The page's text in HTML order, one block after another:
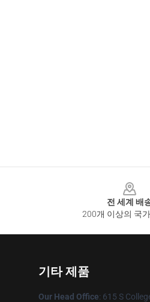
전 세계 배
200개 이상의 국
기타 제품
Our Head Office: 615 S